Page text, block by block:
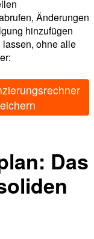
Änderungen
hinzufügen
ohne alle
Das